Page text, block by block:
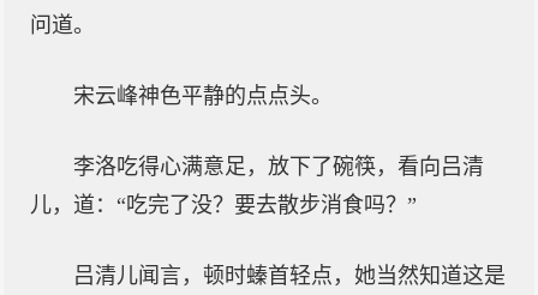
问道。
宋云峰神色平静的点点头。
李洛吃得心满意足，放下了碗筷，看向吕清
儿，道：“吃完了没？要去散步消食吗？”
吕清儿闻言，顿时螓首轻点，她当然知道这是